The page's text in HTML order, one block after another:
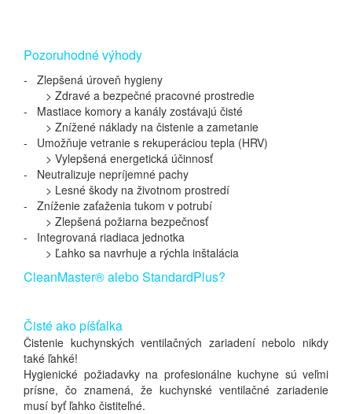
Pozoruhodné výhody
- Zlepšená úroveň hygieny
> Zdravé a bezpečné pracovné prostredie
- Mastiace komory a kanály zostávajú čisté
> Znížené náklady na čistenie a zametanie
- Umožňuje vetranie s rekuperáciou tepla (HRV)
> Vylepšená energetická účinnosť
- Neutralizuje nepríjemné pachy
> Lesné škody na životnom prostredí
- Zníženie zaťaženia tukom v potrubí
> Zlepšená požiarna bezpečnosť
- Integrovaná riadiaca jednotka
> Ľahko sa navrhuje a rýchla inštalácia
CleanMaster® alebo StandardPlus?
Čisté ako píšťalka
Čistenie kuchynských ventilačných zariadení nebolo nikdy
také ľahké!
Hygienické požiadavky na profesionálne kuchyne sú veľmi
prísne, čo znamená, že kuchynské ventilačné zariadenie
musí byť ľahko čistiteľné.